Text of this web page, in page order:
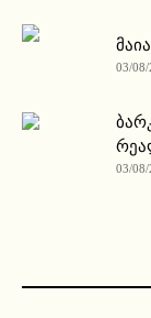
03/08/
03/08/